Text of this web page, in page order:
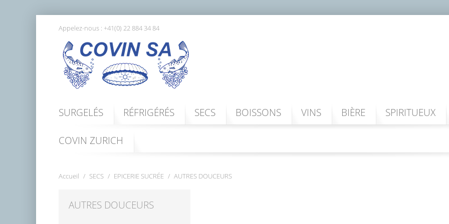
Appelez-nous : +41(0) 22 884 34 84
SURGELÉS RÉFRIGÉRÉS SECS BOISSONS VINS BIÈRE SPIRITUEUX
COVIN ZURICH
Accueil SECS EPICERIE SUCRÉE AUTRES DOUCEURS
AUTRES DOUCEURS